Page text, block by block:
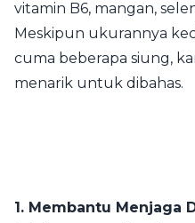
vitamin B6, mangan,
Meskipun ukurannya
cuma beberapa siung,
menarik untuk dibahas.
1. Membantu Menjaga